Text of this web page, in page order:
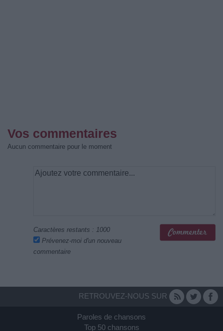
Vos commentaires
Aucun commentaire pour le moment
Caractères restants : 1000
Prévenez-moi d'un nouveau
commentaire
RETROUVEZ-NOUS SUR
Paroles de chansons
Top 50 chansons